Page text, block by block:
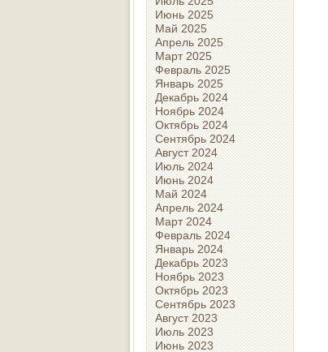
Июнь 2025
Май 2025
Апрель 2025
Март 2025
Февраль 2025
Январь 2025
Декабрь 2024
Ноябрь 2024
Октябрь 2024
Сентябрь 2024
Август 2024
Июль 2024
Июнь 2024
Май 2024
Апрель 2024
Март 2024
Февраль 2024
Январь 2024
Декабрь 2023
Ноябрь 2023
Октябрь 2023
Сентябрь 2023
Август 2023
Июль 2023
Июнь 2023